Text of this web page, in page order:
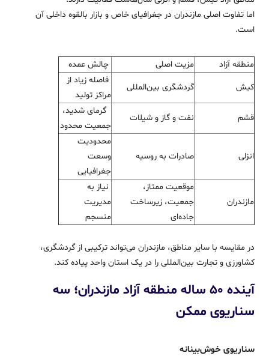
اما تفاوت اصلی مازندران در جغرافیای خاص و بازار بالقوه داخلی آن
است.
منطقه آزاد مزیت اصلی
چالش عمده
کیش
گردشگری بین‌المللی
فاصله زیاد از
مراکز تولید
قشم
نفت و گاز و شیلات
گرمای شدید،
جمعیت محدود
انزلی صادرات به روسیه
محدودیت
وسعت
جغرافیایی
مازندران
موقعیت ممتاز،
جمعیت، زیرساخت
جاده‌ای
نیاز به
مدیریت
منسجم
در مقایسه با سایر مناطق، مازندران می‌تواند ترکیبی از گردشگری،
کشاورزی و تجارت بین‌المللی را در یک استان واحد پیاده کند.
آینده ۵۰ ساله منطقه آزاد مازندران؛ سه
سناریوی ممکن
سناریوی خوش‌بینانه